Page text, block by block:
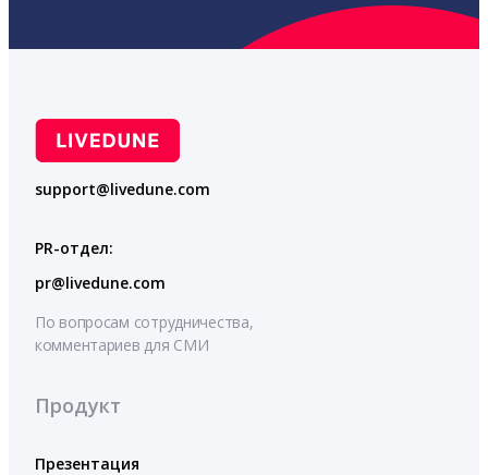
support@livedune.com
PR-отдел:
pr@livedune.com
По вопросам сотрудничества,
комментариев для СМИ
Продукт
Презентация